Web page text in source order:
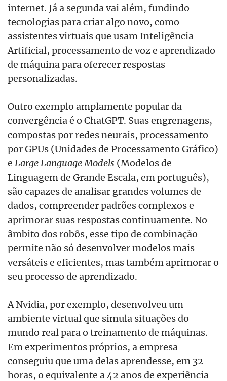
internet. Já a segunda vai além, fundindo
tecnologias para criar algo novo, como
assistentes virtuais que usam Inteligência
Artificial, processamento de voz e aprendizado
de máquina para oferecer respostas
personalizadas.
Outro exemplo amplamente popular da
convergência é o ChatGPT. Suas engrenagens,
compostas por redes neurais, processamento
por GPUs (Unidades de Processamento Gráfico)
e Large Language Models (Modelos de
Linguagem de Grande Escala, em português),
são capazes de analisar grandes volumes de
dados, compreender padrões complexos e
aprimorar suas respostas continuamente. No
âmbito dos robôs, esse tipo de combinação
permite não só desenvolver modelos mais
versáteis e eficientes, mas também aprimorar o
seu processo de aprendizado.
A Nvidia, por exemplo, desenvolveu um
ambiente virtual que simula situações do
mundo real para o treinamento de máquinas.
Em experimentos próprios, a empresa
conseguiu que uma delas aprendesse, em 32
horas, o equivalente a 42 anos de experiência